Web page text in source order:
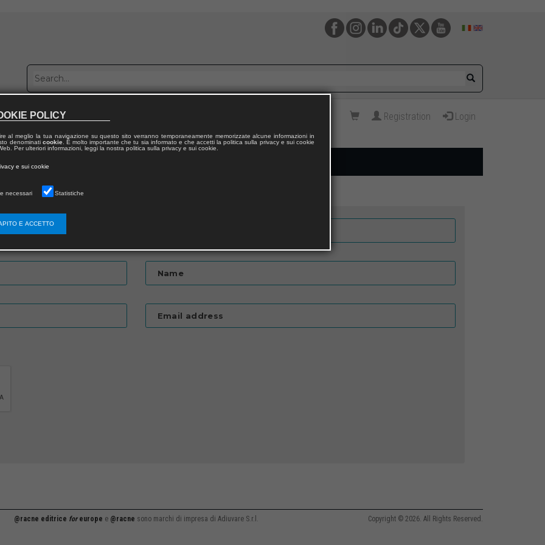
with us Registration Login
Name
Email address
@racne editrice foreurope e @racne sono marchi di impresa di Adiuvare S.r.l. Copyright © 2026. All Rights Reserved.
POLICY
al meglio la tua navigazione su questo sito verranno temporaneamente memorizzate alcune informazioni in
denominati cookie. È molto importante che tu sia informato e che accetti la politica sulla privacy e sui cookie
Per ulteriori informazioni, leggi la nostra politica sulla privacy e sui cookie.
e sui cookie
necessari Statistiche
E ACCETTO